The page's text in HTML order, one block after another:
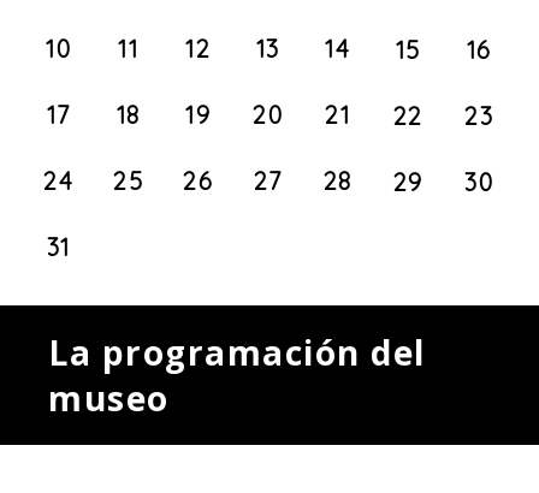
10 11 12 13 14 15 16
17 18 19 20 21 22 23
24 25 26 27 28 29 30
31
La programación del
museo